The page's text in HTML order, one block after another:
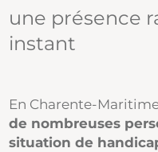
une présence
instant
En Charente-
de nombreuses
situation de